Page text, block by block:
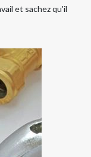
et sachez qu'il